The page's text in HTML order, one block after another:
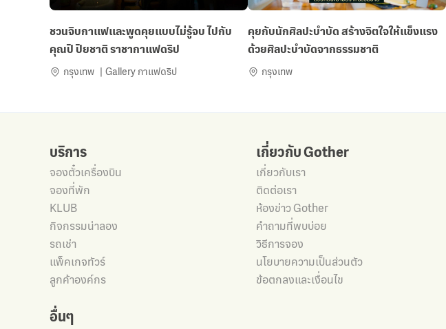
ชวนจิบกาแฟและพูดคุยแบบไม่รู้จบ ไปกับ
คุณปิ ปิยชาติ ราชากาแฟดริป
กรุงเทพ Gallery กาแฟดริป
คุยกับนักศิลปะบำบัด สร้างจิตใจให้แข็งแรง
ด้วยศิลปะบำบัดจากธรรมชาติ
กรุงเทพ
บริการ
จองตั๋วเครื่องบิน
จองที่พัก
KLUB
กิจกรรมน่าลอง
รถเช่า
แพ็คเกจทัวร์
ลูกค้าองค์กร
อื่นๆ
เกี่ยวกับ Gother
เกี่ยวกับเรา
ติดต่อเรา
ห้องข่าว Gother
คำถามที่พบบ่อย
วิธีการจอง
นโยบายความเป็นส่วนตัว
ข้อตกลงและเงื่อนไข